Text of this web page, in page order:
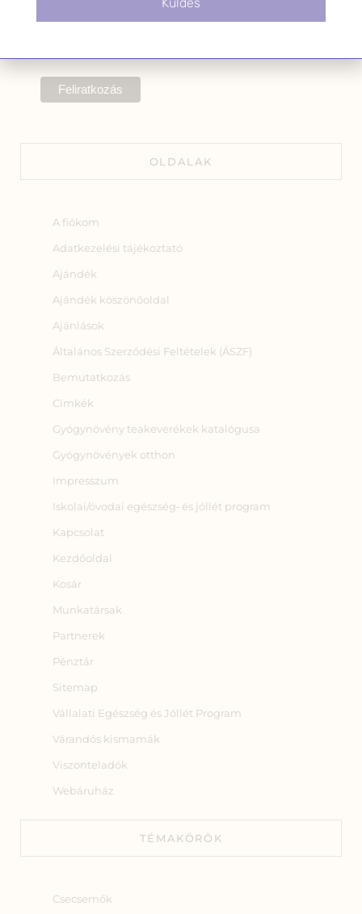
A hírlevélről bármikor
OLDALAK
A fiókom
Adatkezelési tájékoztató
Ajándék
Ajándék köszönőoldal
Ajánlások
Általános Szerződési Feltételek (ÁSZF)
Bemutatkozás
Címkék
Gyógynövény teakeverékek katalógusa
Gyógynövények otthon
Impresszum
Iskolai/óvodai egészség‑ és jóllét program
Kapcsolat
Kezdőoldal
Kosár
Munkatársak
Partnerek
Pénztár
Sitemap
Vállalati Egészség és Jóllét Program
Várandós kismamák
Viszonteladók
Webáruház
TÉMAKÖRÖK
Csecsemők